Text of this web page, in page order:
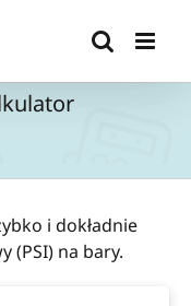
i dokładnie
(PSI) na bary.